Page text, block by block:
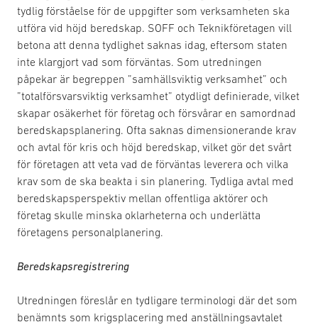
tydlig förståelse för de uppgifter som verksamheten ska
utföra vid höjd beredskap. SOFF och Teknikföretagen vill
betona att denna tydlighet saknas idag, eftersom staten
inte klargjort vad som förväntas. Som utredningen
påpekar är begreppen ”samhällsviktig verksamhet” och
”totalförsvarsviktig verksamhet” otydligt definierade, vilket
skapar osäkerhet för företag och försvårar en samordnad
beredskapsplanering. Ofta saknas dimensionerande krav
och avtal för kris och höjd beredskap, vilket gör det svårt
för företagen att veta vad de förväntas leverera och vilka
krav som de ska beakta i sin planering. Tydliga avtal med
beredskapsperspektiv mellan offentliga aktörer och
företag skulle minska oklarheterna och underlätta
företagens personalplanering.
Beredskapsregistrering
Utredningen föreslår en tydligare terminologi där det som
benämnts som krigsplacering med anställningsavtalet